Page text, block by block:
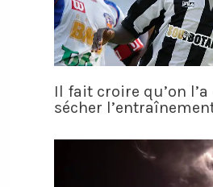
Il fait croire qu’on
sécher